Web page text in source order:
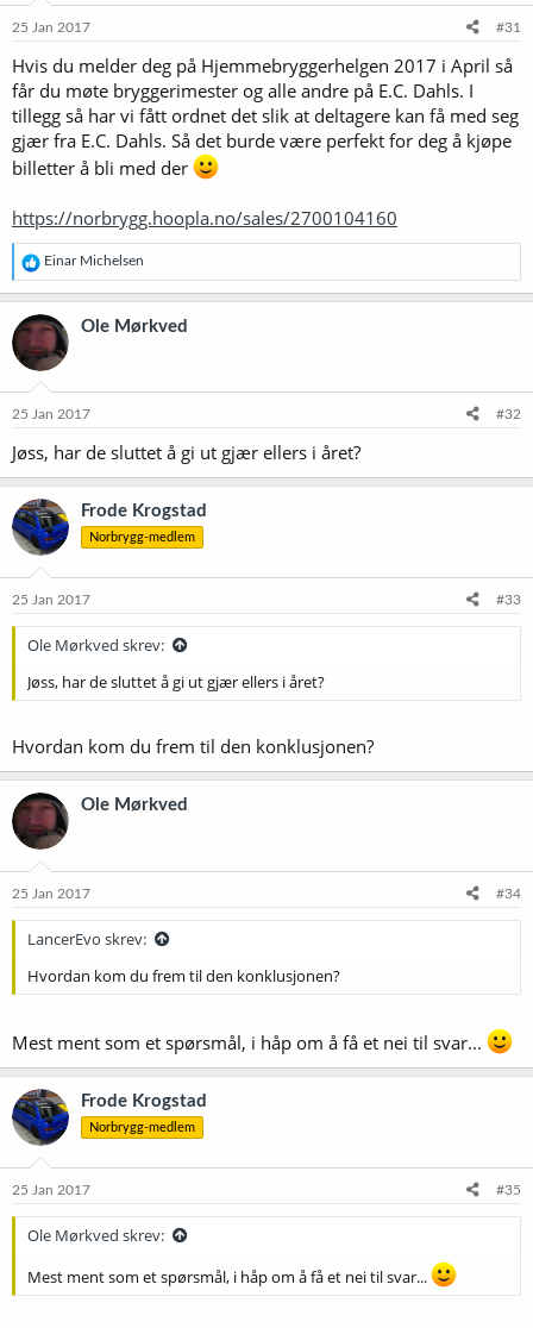
e
:
25 Jan 2017 #31
Hvis du melder deg på Hjemmebryggerhelgen 2017 i April så
får du møte bryggerimester og alle andre på E.C. Dahls. I
tillegg så har vi fått ordnet det slik at deltagere kan få med seg
gjær fra E.C. Dahls. Så det burde være perfekt for deg å kjøpe
billetter å bli med der
https://norbrygg.hoopla.no/sales/2700104160
R
e
a
k
s
j
o
e
:
Einar Michelsen
Ole Mørkved
25 Jan 2017 #32
Jøss, har de sluttet å gi ut gjær ellers i året?
Frode Krogstad
Norbrygg-medlem
25 Jan 2017 #33
Ole Mørkved skrev:
Jøss, har de sluttet å gi ut gjær ellers i året?
Hvordan kom du frem til den konklusjonen?
Ole Mørkved
25 Jan 2017 #34
LancerEvo skrev:
Hvordan kom du frem til den konklusjonen?
Mest ment som et spørsmål, i håp om å få et nei til svar...
Frode Krogstad
Norbrygg-medlem
25 Jan 2017 #35
Ole Mørkved skrev:
Mest ment som et spørsmål, i håp om å få et nei til svar...